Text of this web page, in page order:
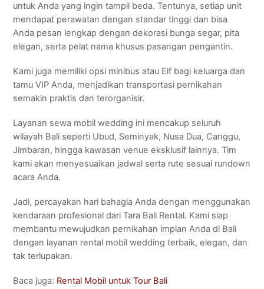
untuk Anda yang ingin tampil beda. Tentunya, setiap unit
mendapat perawatan dengan standar tinggi dan bisa
Anda pesan lengkap dengan dekorasi bunga segar, pita
elegan, serta pelat nama khusus pasangan pengantin.
Kami juga memiliki opsi minibus atau Elf bagi keluarga dan
tamu VIP Anda, menjadikan transportasi pernikahan
semakin praktis dan terorganisir.
Layanan sewa mobil wedding ini mencakup seluruh
wilayah Bali seperti Ubud, Seminyak, Nusa Dua, Canggu,
Jimbaran, hingga kawasan venue eksklusif lainnya. Tim
kami akan menyesuaikan jadwal serta rute sesuai rundown
acara Anda.
Jadi, percayakan hari bahagia Anda dengan menggunakan
kendaraan profesional dari Tara Bali Rental. Kami siap
membantu mewujudkan pernikahan impian Anda di Bali
dengan layanan rental mobil wedding terbaik, elegan, dan
tak terlupakan.
Baca juga: Rental Mobil untuk Tour Bali